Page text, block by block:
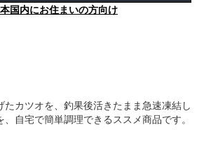
本国内にお住まいの方向け
たカツオを、釣果後活きたまま急速凍結し
自宅で簡単調理できるススメ商品です。